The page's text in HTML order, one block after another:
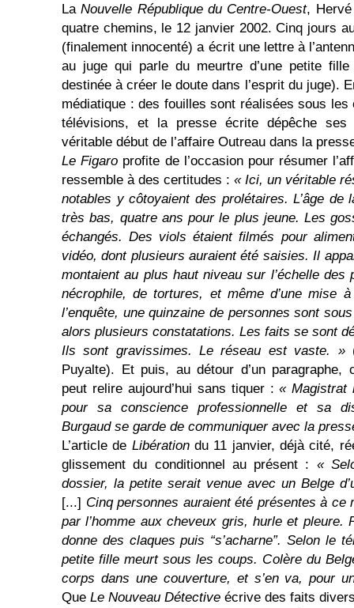
LaNouvelle République du Centre-Ouest, Hervé
quatre chemins, le 12 janvier 2002. Cinq jours
(finalement innocenté) a écrit une lettre à
au juge qui parle du meurtre d’une petite
destinée à créer le doute dans l’esprit du juge).
médiatique : des fouilles sont réalisées sous
télévisions, et la presse écrite dépêche ses
véritable début de l’affaire Outreau dans la
Le Figaro profite de l’occasion pour résumer
ressemble à des certitudes : « Ici, un véritable
notables y côtoyaient des prolétaires. L’âge
très bas, quatre ans pour le plus jeune. Les
échangés. Des viols étaient filmés pour
vidéo, dont plusieurs auraient été saisies. Il
montaient au plus haut niveau sur l’échelle des
nécrophile, de tortures, et même d’une mise
l’enquête, une quinzaine de personnes sont
alors plusieurs constatations. Les faits se sont
Ils sont gravissimes. Le réseau est vaste. »
Puyalte). Et puis, au détour d’un paragraphe,
peut relire aujourd’hui sans tiquer :« Magistrat
pour sa conscience professionnelle et sa
Burgaud se garde de communiquer avec la
L’article de Libérationdu 11 janvier, déjà cité,
glissement du conditionnel au présent : «
dossier, la petite serait venue avec un Belge
[...] Cinq personnes auraient été présentes à ce
par l’homme aux cheveux gris, hurle et pleure.
donne des claques puis “s’acharne”. Selon le
petite fille meurt sous les coups. Colère du
corps dans une couverture, et s’en va, pour
Que Le Nouveau Détective écrive des faits